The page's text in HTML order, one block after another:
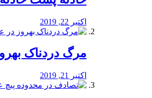
اکتبر 22, 2019
مرگ دردناک
اکتبر 21, 2019